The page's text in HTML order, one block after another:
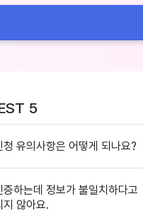
5
청 유의사항은 어떻게 되나요?
증하는데 정보가 불일치하다고
지 않아요.